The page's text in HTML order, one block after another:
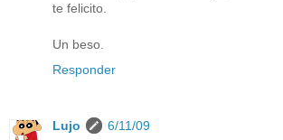
te felicito.
Un beso.
Responder
Lujo
6/11/09